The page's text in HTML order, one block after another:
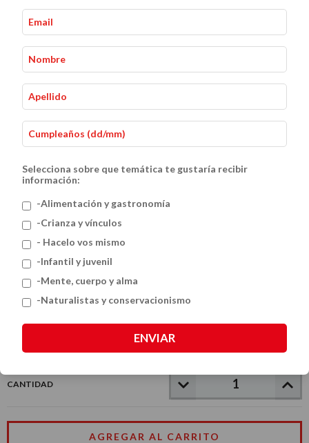
La venganza de los dinosaurios
CANTIDAD
Selecciona sobre que temática te gustaría recibir
información:
-Alimentación y gastronomía
-Crianza y vínculos
- Hacelo vos mismo
-Infantil y juvenil
-Mente, cuerpo y alma
-Naturalistas y conservacionismo
ENVIAR